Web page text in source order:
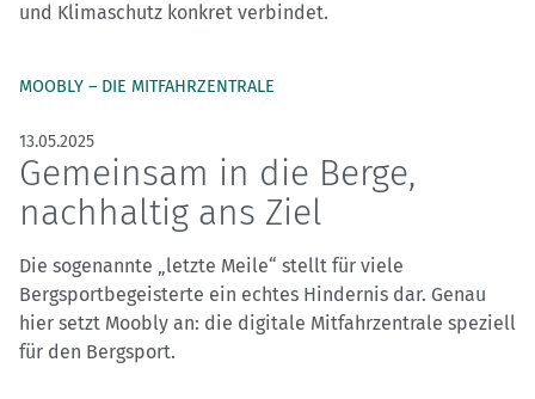
und Klimaschutz konkret verbindet.
MOOBLY – DIE MITFAHRZENTRALE
13.05.2025
Gemeinsam in die Berge,
nachhaltig ans Ziel
Die sogenannte „letzte Meile“ stellt für viele
Bergsportbegeisterte ein echtes Hindernis dar. Genau
hier setzt Moobly an: die digitale Mitfahrzentrale speziell
für den Bergsport.